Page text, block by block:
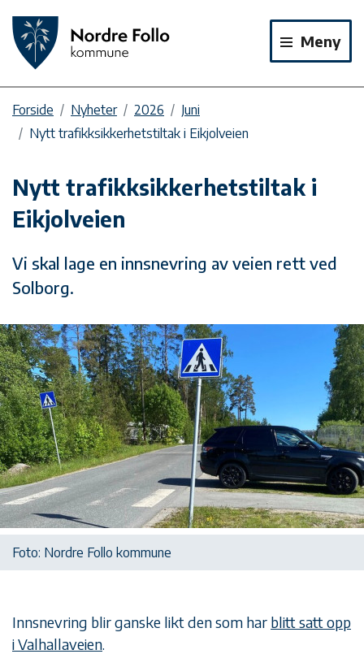
Meny
Forside Nyheter 2026
Juni
Nytt trafikksikkerhetstiltak i Eikjolveien
Nytt trafikksikkerhetstiltak i
Eikjolveien
Vi skal lage en innsnevring av veien rett ved
Solborg.
Foto: Nordre Follo kommune
Innsnevring blir ganske likt den som har blitt satt opp
i Valhallaveien.